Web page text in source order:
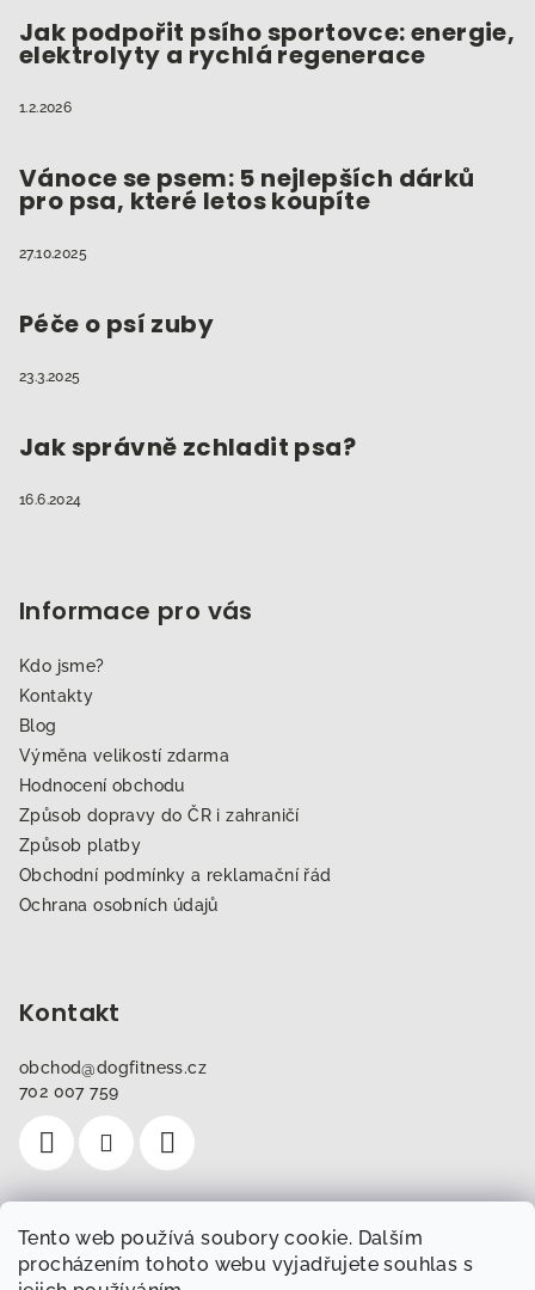
Tento web používá soubory cookie. Dalším
procházením tohoto webu vyjadřujete souhlas s
Jak podpořit psího sportovce: energie,
elektrolyty a rychlá regenerace
1.2.2026
Vánoce se psem: 5 nejlepších dárků
pro psa, které letos koupíte
27.10.2025
Péče o psí zuby
23.3.2025
Jak správně zchladit psa?
16.6.2024
Informace pro vás
Kdo jsme?
Kontakty
Blog
Výměna velikostí zdarma
Hodnocení obchodu
Způsob dopravy do ČR i zahraničí
Způsob platby
Obchodní podmínky a reklamační řád
Ochrana osobních údajů
Kontakt
obchod@dogfitness.cz
702 007 759
Instagram